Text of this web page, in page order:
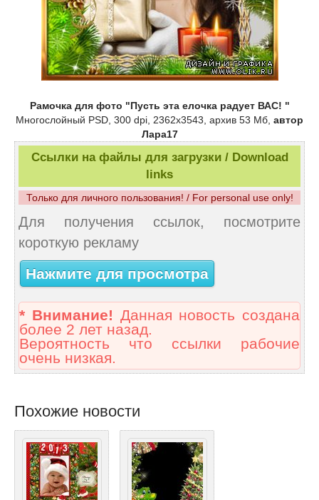
Рамочка для фото "Пусть эта елочка радует ВАС! "
Многослойный PSD, 300 dpi, 2362х3543, архив 53 Мб, автор
Лара17
Ссылки на файлы для загрузки / Download
links
Только для личного пользования! / For personal use only!
Для получения ссылок, посмотрите
короткую рекламу
Нажмите для просмотра
* Внимание! Данная новость создана
более 2 лет назад.
Вероятность что ссылки рабочие
очень низкая.
Похожие новости